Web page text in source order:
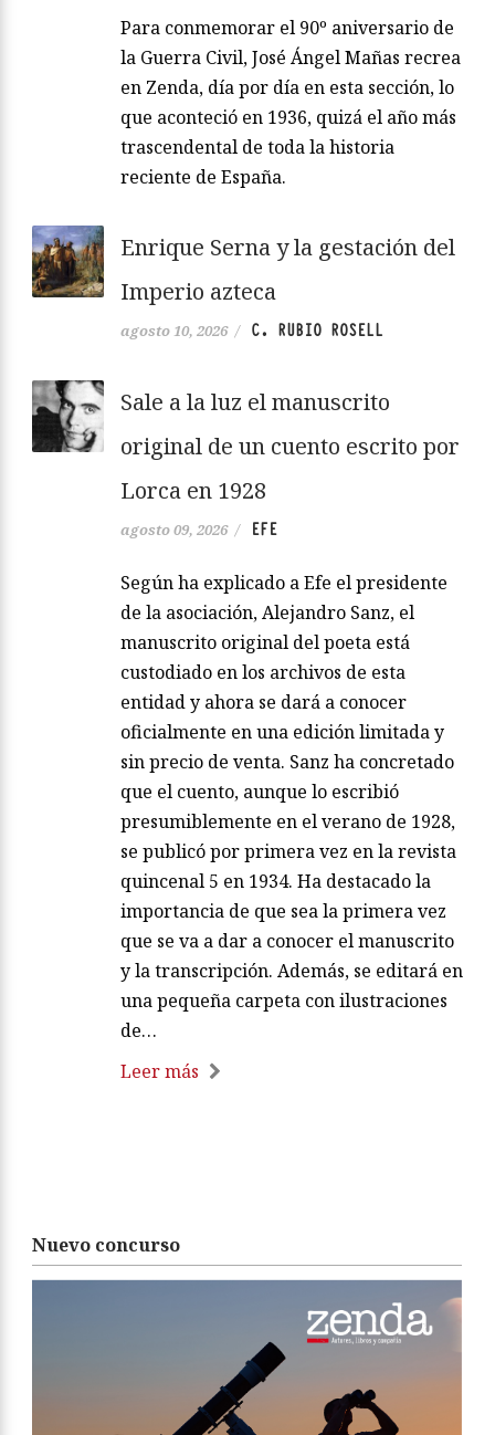
Para conmemorar el 90º aniversario de
la Guerra Civil, José Ángel Mañas recrea
en Zenda, día por día en esta sección, lo
que aconteció en 1936, quizá el año más
trascendental de toda la historia
reciente de España.
Enrique Serna y la gestación del
Imperio azteca
agosto 10, 2026 / C. RUBIO ROSELL
Sale a la luz el manuscrito
original de un cuento escrito por
Lorca en 1928
agosto 09, 2026 / EFE
Según ha explicado a Efe el presidente
de la asociación, Alejandro Sanz, el
manuscrito original del poeta está
custodiado en los archivos de esta
entidad y ahora se dará a conocer
oficialmente en una edición limitada y
sin precio de venta. Sanz ha concretado
que el cuento, aunque lo escribió
presumiblemente en el verano de 1928,
se publicó por primera vez en la revista
quincenal 5 en 1934. Ha destacado la
importancia de que sea la primera vez
que se va a dar a conocer el manuscrito
y la transcripción. Además, se editará en
una pequeña carpeta con ilustraciones
de…
Leer más
Nuevo concurso